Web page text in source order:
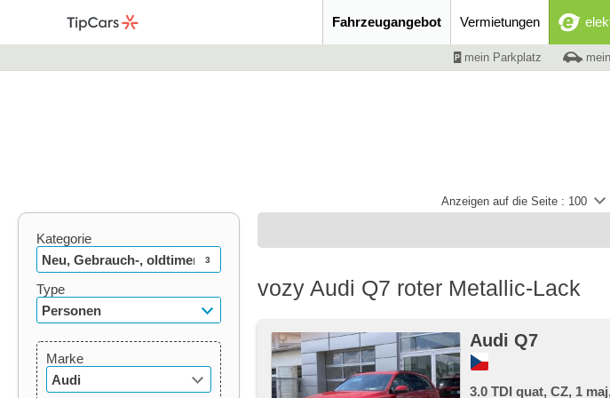
Fahrzeugangebot Vermietungen
mein Parkplatz
Anzeigen auf die Seite : 100
Kategorie
Neu, Gebrauch-, oldtimer
3
Type
Personen
Marke
Audi
vozy Audi Q7 roter Metallic-Lack
Audi Q7
3.0 TDI quat, CZ, 1